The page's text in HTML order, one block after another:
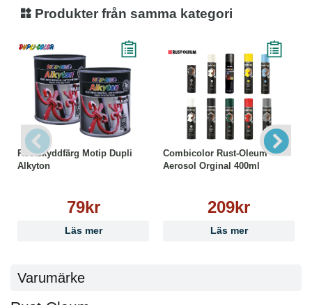
Produkter från samma kategori
Rostskyddfärg Motip Dupli
Alkyton
79kr
Läs mer
Combicolor Rust-Oleum
Aerosol Orginal 400ml
209kr
Läs mer
Varumärke